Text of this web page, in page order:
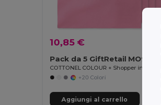
10,85 €
Pack da 5 GiftRetail MO9268
+20 Colori
Aggiungi al carrello